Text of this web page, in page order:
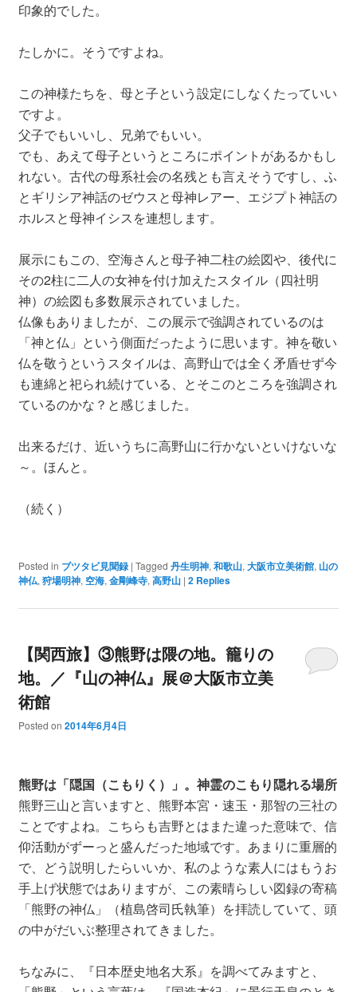
印象的でした。
たしかに。そうですよね。
この神様たちを、母と子という設定にしなくたっていい
ですよ。
父子でもいいし、兄弟でもいい。
でも、あえて母子というところにポイントがあるかもし
れない。古代の母系社会の名残とも言えそうですし、ふ
とギリシア神話のゼウスと母神レアー、エジプト神話の
ホルスと母神イシスを連想します。
展示にもこの、空海さんと母子神二柱の絵図や、後代に
その2柱に二人の女神を付け加えたスタイル（四社明
神）の絵図も多数展示されていました。
仏像もありましたが、この展示で強調されているのは
「神と仏」という側面だったように思います。神を敬い
仏を敬うというスタイルは、高野山では全く矛盾せず今
も連綿と祀られ続けている、とそこのところを強調され
ているのかな？と感じました。
出来るだけ、近いうちに高野山に行かないといけないな
～。ほんと。
（続く）
Posted in ブツタビ見聞録 | Tagged 丹生明神, 和歌山, 大阪市立美術館, 山の
神仏, 狩場明神, 空海, 金剛峰寺, 高野山 | 2Replies
【関西旅】③熊野は隈の地。籠りの
地。／『山の神仏』展＠大阪市立美
術館
Posted on 2014年6月4日
熊野は「隠国（こもりく）」。神霊のこもり隠れる場所
熊野三山と言いますと、熊野本宮・速玉・那智の三社の
ことですよね。こちらも吉野とはまた違った意味で、信
仰活動がずーっと盛んだった地域です。あまりに重層的
で、どう説明したらいいか、私のような素人にはもうお
手上げ状態ではありますが、この素晴らしい図録の寄稿
「熊野の神仏」（植島啓司氏執筆）を拝読していて、頭
の中がだいぶ整理されてきました。
ちなみに、『日本歴史地名大系』を調べてみますと、